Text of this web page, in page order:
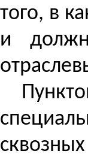
того, в
и